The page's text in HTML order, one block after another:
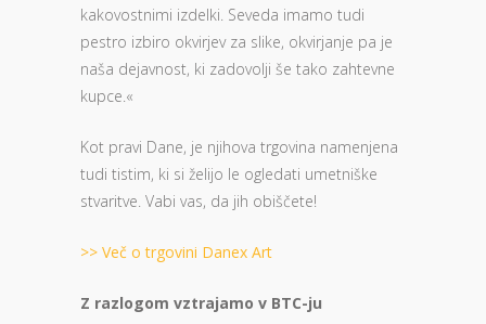
kakovostnimi izdelki. Seveda imamo tudi
pestro izbiro okvirjev za slike, okvirjanje pa je
naša dejavnost, ki zadovolji še tako zahtevne
kupce.«
Kot pravi Dane, je njihova trgovina namenjena
tudi tistim, ki si želijo le ogledati umetniške
stvaritve. Vabi vas, da jih obiščete!
>> Več o trgovini Danex Art
Z razlogom vztrajamo v BTC-ju